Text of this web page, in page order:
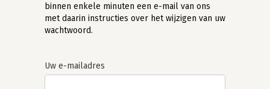
binnen enkele minuten een e-mail van ons
met daarin instructies over het wijzigen van uw
wachtwoord.
Uw e-mailadres